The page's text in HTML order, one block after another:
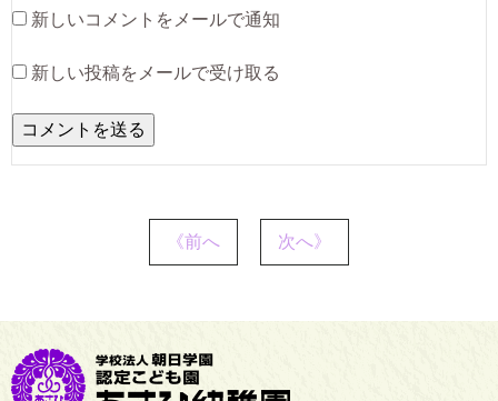
新しいコメントをメールで通知
新しい投稿をメールで受け取る
《前へ 次へ》